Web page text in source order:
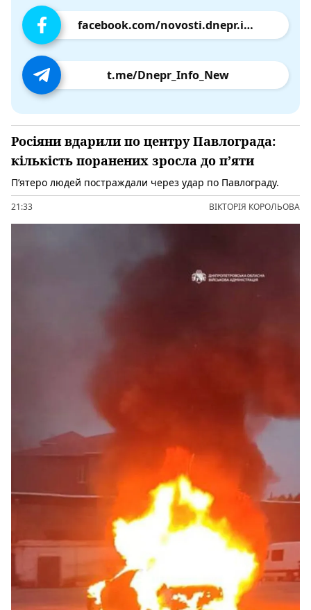
facebook.com/novosti.dnepr.info
t.me/Dnepr_Info_New
Росіяни вдарили по центру Павлограда:
кількість поранених зросла до п’яти
П’ятеро людей постраждали через удар по Павлограду.
21:33 ВІКТОРІЯ КОРОЛЬОВА